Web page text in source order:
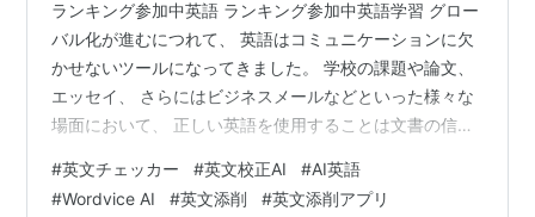
ランキング参加中英語 ランキング参加中英語学習 グロー
バル化が進むにつれて、 英語はコミュニケーションに欠
かせないツールになってきました。 学校の課題や論文、
エッセイ、 さらにはビジネスメールなどといった様々な
場面において、 正しい英語を使用することは文書の信頼
える上で非常に重要です。 そして、そのために多くの方
が英語添削AIを利用しています。 しかし、現在する様々
#英文チェッカー #英文校正AI #AI英語
#Wordvice AI #英文添削 #英文添削アプリ